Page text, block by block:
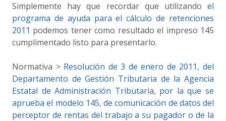
Simplemente hay que recordar que utilizando el
programa de ayuda para el cálculo de retenciones
2011 podemos tener como resultado el impreso 145
cumplimentado listo para presentarlo.
Normativa > Resolución de 3 de enero de 2011, del
Departamento de Gestión Tributaria de la Agencia
Estatal de Administración Tributaria, por la que se
aprueba el modelo 145, de comunicación de datos del
perceptor de rentas del trabajo a su pagador o de la